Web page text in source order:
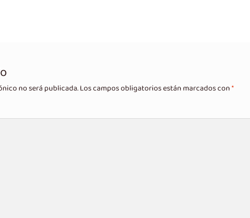
no será publicada.Los campos obligatorios están marcados con*